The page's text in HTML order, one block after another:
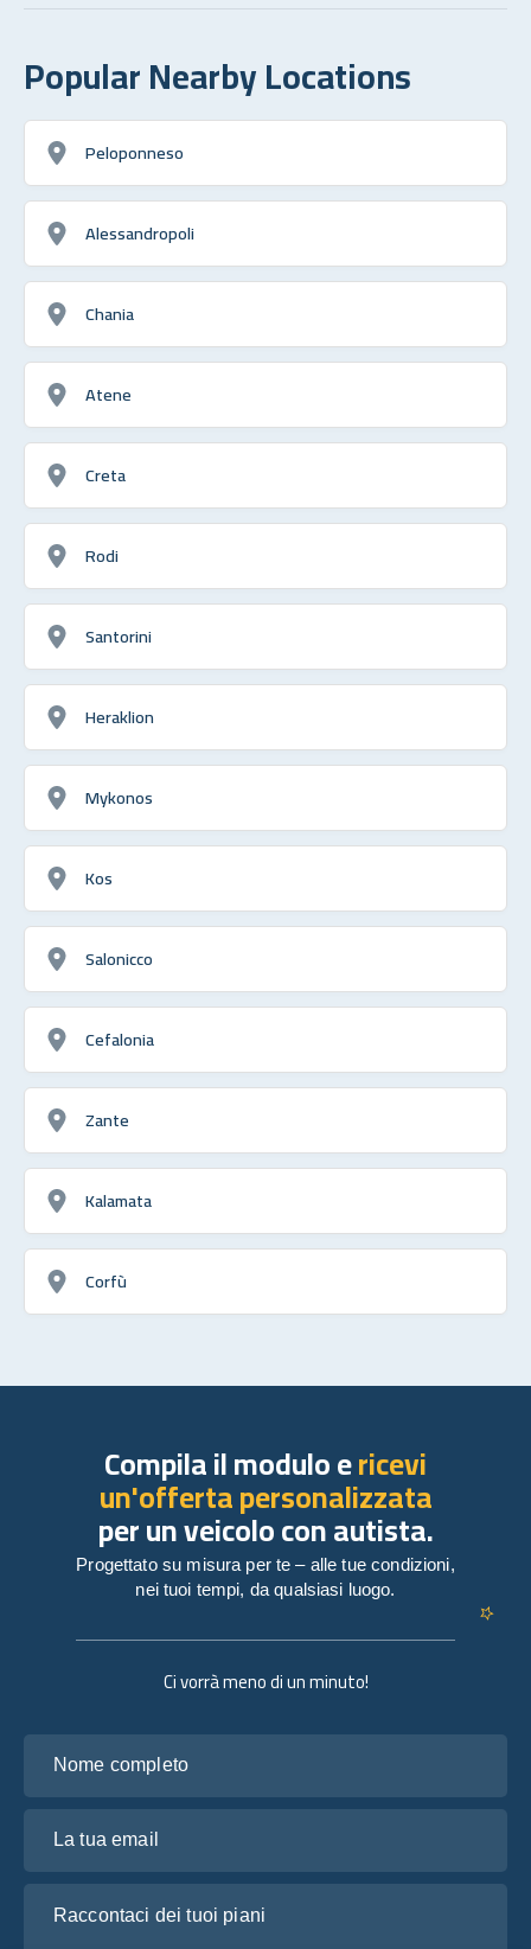
Popular Nearby Locations
Peloponneso
Alessandropoli
Chania
Atene
Creta
Rodi
Santorini
Heraklion
Mykonos
Kos
Salonicco
Cefalonia
Zante
Kalamata
Corfù
Ci vorrà meno di un minuto!
Compila il modulo ericevi
un'offerta personalizzata
per un veicolo con autista.
Progettato su misura per te – alle tue condizioni,
nei tuoi tempi, da qualsiasi luogo.